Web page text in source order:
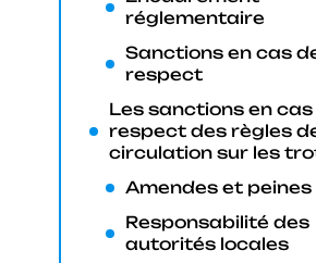
réglementaire
Sanctions en cas
respect
Les sanctions en cas
respect des règles
circulation sur les
Amendes et peines
Responsabilité des
autorités locales